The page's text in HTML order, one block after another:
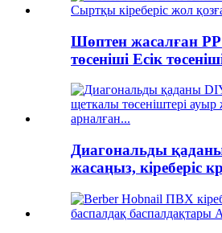
Шөптен жасалған
төсеніші Есік
Диагональды қаданы
жасаңыз, кіреберіс